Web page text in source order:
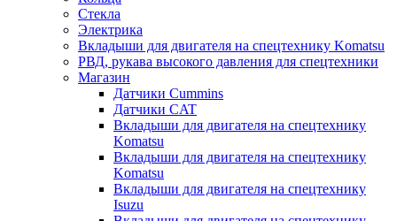
Стекла
Электрика
Вкладыши для двигателя на спецтехнику Komatsu
РВД, рукава высокого давления для спецтехники
Магазин
Датчики Cummins
Датчики CAT
Вкладыши для двигателя на спецтехнику
Komatsu
Вкладыши для двигателя на спецтехнику
Komatsu
Вкладыши для двигателя на спецтехнику
Isuzu